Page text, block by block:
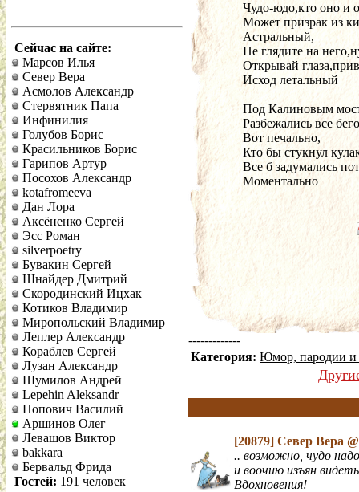
Сейчас на сайте:
Марсов Илья
Север Вера
Асмолов Александр
Стервятник Папа
Инфинилия
Голубов Борис
Красильников Борис
Гарипов Артур
Посохов Александр
kotafromeeva
Дан Лора
Аксёненко Сергей
Эсс Роман
silverpoetry
Бувакин Сергей
Шнайдер Дмитрий
Скородинский Ицхак
Котиков Владимир
Миропольский Владимир
Леплер Александр
Кораблев Сергей
Лузан Александр
Шумилов Андрей
Lepehin Aleksandr
Попович Василий
Аршинов Олег
Левашов Виктор
bakkara
Бервальд Фрида
Гостей: 191 человек
Чудо-юдо,кто оно и
Может призрак из
Астральный,
Не глядите на
Открывай
Исход летальный
Под Калиновым
Разбежались все
Вот печально,
Кто бы стукнул
Все б задумались
Моментально
-------------
Категория: Юмор, пародии и
[20879] Север Вера
.. возможно, чудо
и воочию изъян
Вдохновения!